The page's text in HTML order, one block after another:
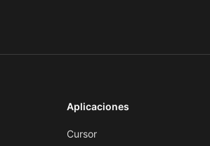
Aplicaciones
Cursor